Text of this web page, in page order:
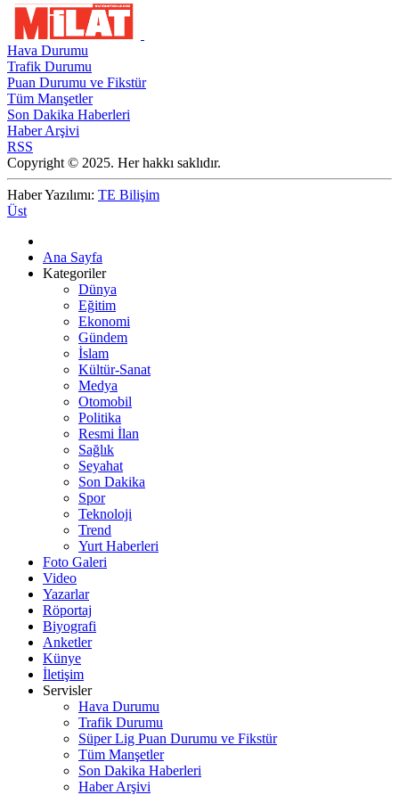
Hava Durumu
Trafik Durumu
Puan Durumu ve Fikstür
Tüm Manşetler
Son Dakika Haberleri
Haber Arşivi
RSS
Copyright © 2025. Her hakkı saklıdır.
Haber Yazılımı: TE Bilişim
Üst
Ana Sayfa
Kategoriler
Dünya
Eğitim
Ekonomi
Gündem
İslam
Kültür-Sanat
Medya
Otomobil
Politika
Resmi İlan
Sağlık
Seyahat
Son Dakika
Spor
Teknoloji
Trend
Yurt Haberleri
Foto Galeri
Video
Yazarlar
Röportaj
Biyografi
Anketler
Künye
İletişim
Servisler
Hava Durumu
Trafik Durumu
Süper Lig Puan Durumu ve Fikstür
Tüm Manşetler
Son Dakika Haberleri
Haber Arşivi